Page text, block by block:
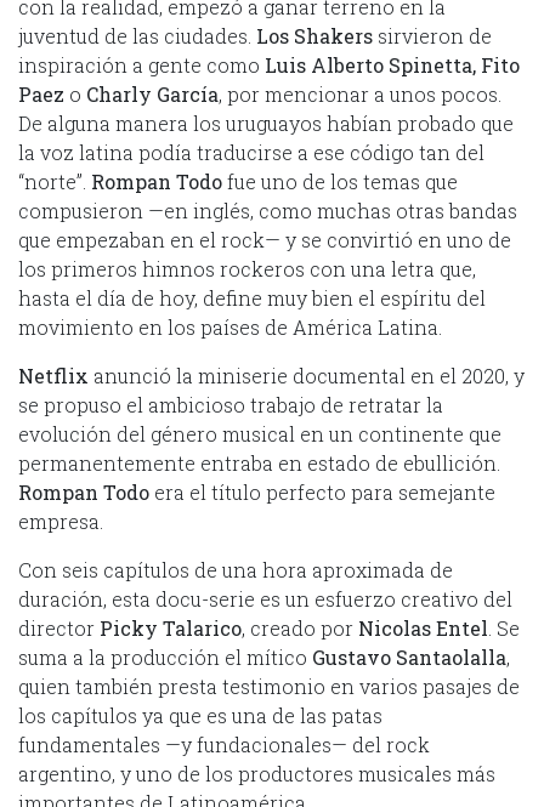
con la realidad, empezó a ganar terreno en la
juventud de las ciudades. Los Shakers sirvieron de
inspiración a gente como Luis Alberto Spinetta, Fito
Paez o Charly García, por mencionar a unos pocos.
De alguna manera los uruguayos habían probado que
la voz latina podía traducirse a ese código tan del
“norte”. Rompan Todofue uno de los temas que
compusieron —en inglés, como muchas otras bandas
que empezaban en el rock— y se convirtió en uno de
los primeros himnos rockeros con una letra que,
hasta el día de hoy, define muy bien el espíritu del
movimiento en los países de América Latina.
Netflix anunció la miniserie documental en el 2020, y
se propuso el ambicioso trabajo de retratar la
evolución del género musical en un continente que
permanentemente entraba en estado de ebullición.
Rompan Todo era el título perfecto para semejante
empresa.
Con seis capítulos de una hora aproximada de
duración, esta docu-serie es un esfuerzo creativo del
director Picky Talarico, creado por Nicolas Entel . Se
suma a la producción el mítico Gustavo Santaolalla,
quien también presta testimonio en varios pasajes de
los capítulos ya que es una de las patas
fundamentales —y fundacionales— del rock
argentino, y uno de los productores musicales más